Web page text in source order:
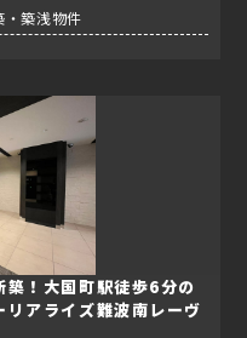
築浅物件
！大国町駅徒歩6分の
アライズ難波南レーヴ